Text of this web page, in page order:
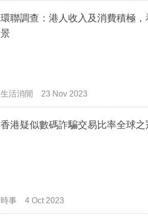
環聯調查：港人收入及消費積極
景
生活消閒 23 Nov 2023
香港疑似數碼詐騙交易比率全球之
時事 4 Oct 2023